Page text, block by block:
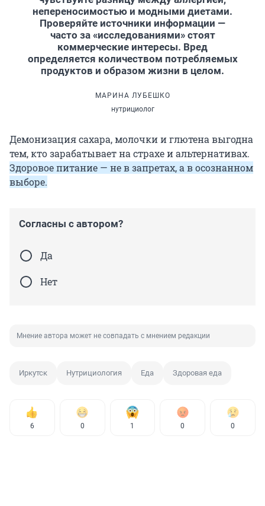
непереносимостью и модными диетами.
Проверяйте источники информации —
часто за «исследованиями» стоят
коммерческие интересы. Вред
определяется количеством потребляемых
продуктов и образом жизни в целом.
МАРИНА ЛУБЕШКО
нутрициолог
Демонизация сахара, молочки и глютена выгодна
тем, кто зарабатывает на страхе и альтернативах.
Здоровое питание — не в запретах, а в осознанном
выборе.
Согласны с автором?
Да
Нет
Мнение автора может не совпадать с мнением редакции
Иркутск Нутрициология Еда Здоровая еда
6 0 1 0 0